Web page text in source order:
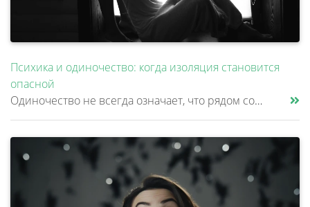
Психика и одиночество: когда изоляция становится
опасной
Одиночество не всегда означает, что рядом совсем нет людей. Многие продолжают работать, переписываться, разговаривать с......